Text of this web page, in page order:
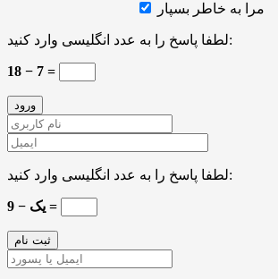
مرا به خاطر بسپار
لطفا پاسخ را به عدد انگلیسی وارد کنید:
18 − 7 =
لطفا پاسخ را به عدد انگلیسی وارد کنید:
9 − یک =